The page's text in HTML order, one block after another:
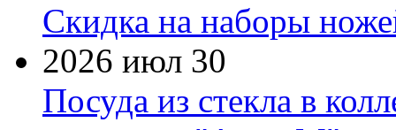
Скидка на наборы
2026 июл 30
Посуда из стекла в